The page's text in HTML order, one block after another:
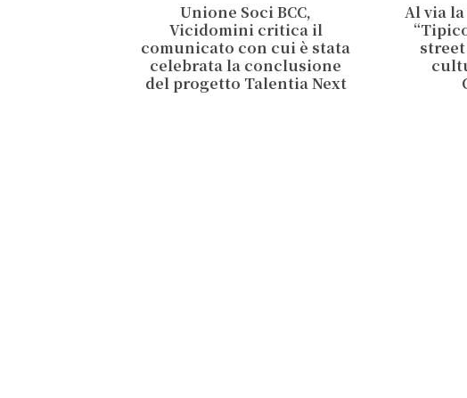
Unione Soci BCC,
Vicidomini critica il
comunicato con cui è stata
celebrata la conclusione
del progetto Talentia Next
Al via